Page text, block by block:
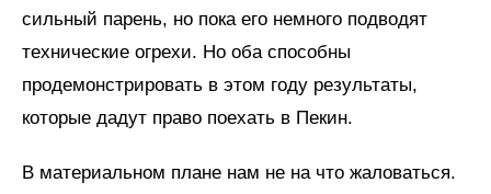
сильный парень, но пока его немного подводят
технические огрехи. Но оба способны
продемонстрировать в этом году результаты,
которые дадут право поехать в Пекин.
В материальном плане нам не на что жаловаться.